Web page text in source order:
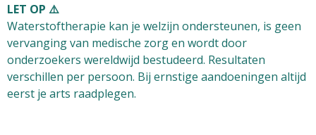
LET OP ⚠️
Waterstoftherapie kan je welzijn ondersteunen, is geen
vervanging van medische zorgen wordt door
onderzoekers wereldwijd bestudeerd. Resultaten
verschillen per persoon. Bij ernstige aandoeningen altijd
eerst je arts raadplegen.